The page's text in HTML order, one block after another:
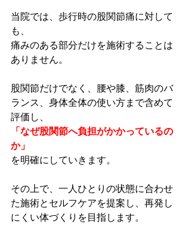
当院では、歩行時の股関節痛に対して
も、
痛みのある部分だけを施術することは
ありません。
股関節だけでなく、腰や膝、筋肉のバ
ランス、身体全体の使い方まで含めて
評価し、
「なぜ股関節へ負担がかかっているの
か」
を明確にしていきます。
その上で、一人ひとりの状態に合わせ
た施術とセルフケアを提案し、再発し
にくい体づくりを目指します。